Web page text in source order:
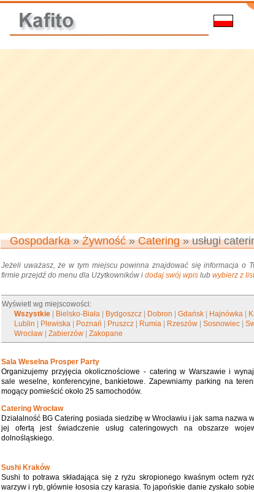
Gospodarka»Żywność»Catering» usługi
Jeżeli uważasz, że w tym miejscu powinna znajdować się informacja o
firmie przejdź do menu dla Użytkowników i dodaj swój wpis lub wybierz z
Wyświetl wg miejscowości:
Wszystkie
Bielsko-Biała Bydgoszcz Dobron |Gdańsk Hajnówka
Lublin
Plewiska Poznań Pruszcz Rumia Rzeszów |Sosnowiec |
Wrocław |Zabierzów |Zakopane
Sala Weselna Prosper Party
Organizujemy przyjęcia okolicznościowe - catering w Warszawie i
sale weselne, konferencyjne, bankietowe. Zapewniamy parking na
mogący pomieścić około 25 samochodów.
Catering Wrocław
Działalność BG Catering posiada siedzibę w Wrocławiu i jak sama nazwa
jej ofertą jest świadczenie usług cateringowych na obszarze
dolnośląskiego.
Sushi Kraków
Sushi to potrawa składająca się z ryżu skropionego kwaśnym octem
warzyw i ryb, głównie łososia czy karasia. To japońskie danie zyskało